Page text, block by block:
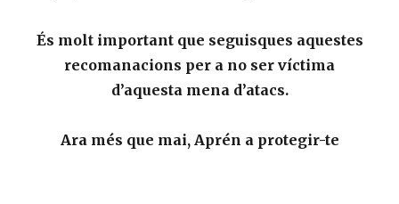
És molt important que seguisques aquestes
recomanacions per a no ser víctima
d’aquesta mena d’atacs.
Ara més que mai, Aprén a protegir-te